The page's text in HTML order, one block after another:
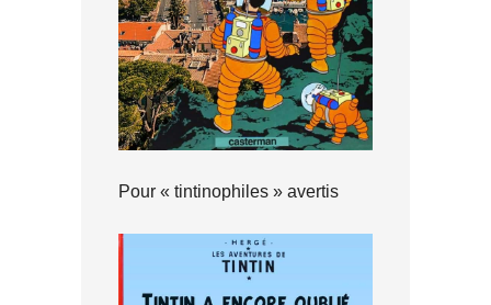
Pour « tintinophiles » avertis